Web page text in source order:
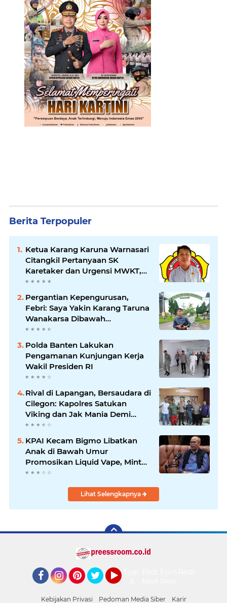
Berita Terpopuler
Ketua Karang Karuna Warnasari
Citangkil Pertanyaan SK
Karetaker dan Urgensi MWKT,
Saat Suasana Berduka
Pergantian Kepengurusan,
Febri: Saya Yakin Karang Taruna
Wanakarsa Dibawah
Kepemimpinan Bung Entus
Jauh Membawa Manfaat
Polda Banten Lakukan
Pengamanan Kunjungan Kerja
Wakil Presiden RI
Rival di Lapangan, Bersaudara di
Cilegon: Kapolres Satukan
Viking dan Jak Mania Demi
Nobar Damai Piala Presiden
KPAI Kecam Bigmo Libatkan
Anak di Bawah Umur
Promosikan Liquid Vape, Minta
Aparat Bertindak Tegas
Lihat Selengkapnya
Kebijakan Privasi Pedoman Media Siber Karir